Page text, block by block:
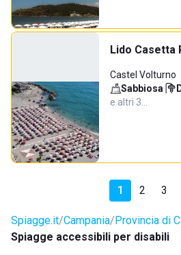
Lido Casetta
Castel Volturno
Sabbiosa·
e altri 3…
1 2 3
Spiagge.it Campania Provincia di
Spiagge accessibili per disabili